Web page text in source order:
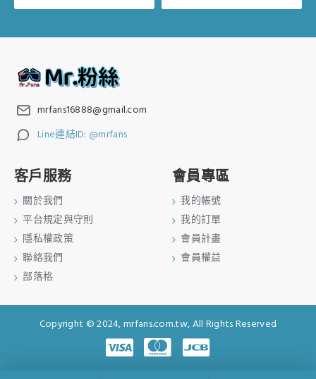
mrfans16888@gmail.com
Line連結ID: @mrfans
客戶服務
關於我們
平台規定與守則
隱私權政策
聯絡我們
部落格
會員專區
我的帳號
我的訂單
會員計畫
會員權益
Copyright © 2024, mrfans.com.tw, All Rights Reserved